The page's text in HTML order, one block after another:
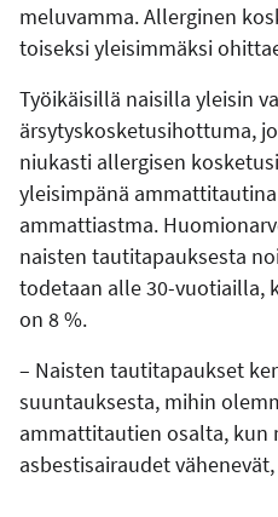
meluvamma. Allerginen
toiseksi yleisimmäksi
Työikäisillä naisilla yleisin
ärsytyskosketusihottuma,
niukasti allergisen
yleisimpänä
ammattiastma.
naisten tautitapauksesta
todetaan alle 30-vuotiailla,
on 8 %.
– Naisten tautitapaukset
suuntauksesta, mihin
ammattitautien osalta, kun
asbestisairaudet